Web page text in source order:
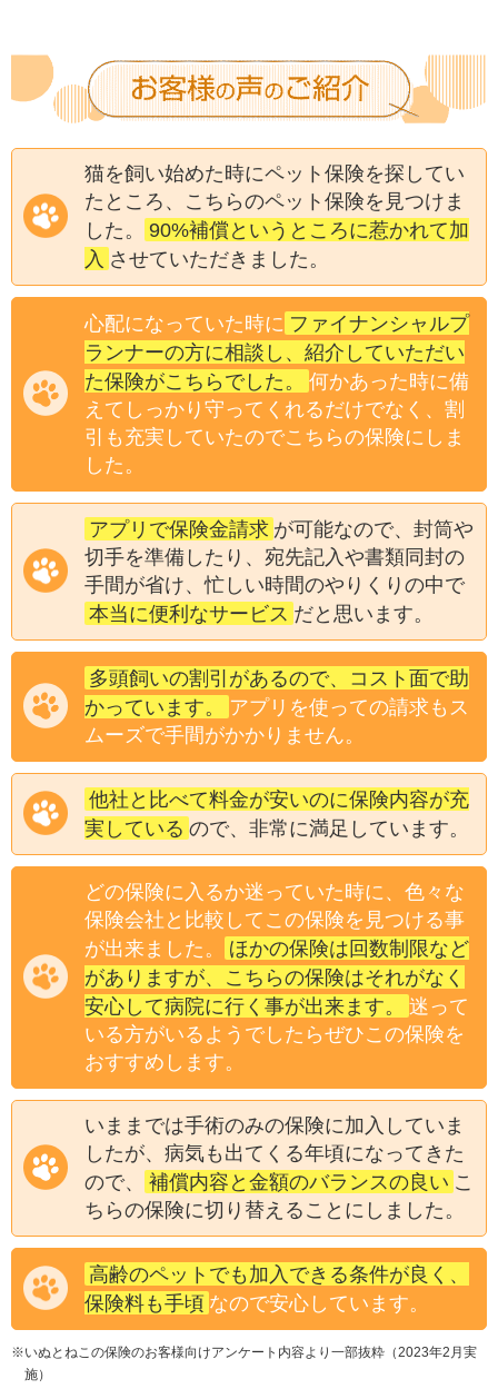
猫を飼い始めた時にペット保険を探してい
たところ、こちらのペット保険を見つけま
した。
90%補償というところに惹かれて加
入 させていただきました。
心配になっていた時に ファイナンシャルプ
ランナーの方に相談し、紹介していただい
た保険がこちらでした。
何かあった時に備
えてしっかり守ってくれるだけでなく、割
引も充実していたのでこちらの保険にしま
した。
アプリで保険金請求 が可能なので、封筒や
切手を準備したり、宛先記入や書類同封の
手間が省け、忙しい時間のやりくりの中で
本当に便利なサービス だと思います。
多頭飼いの割引があるので、コスト面で助
かっています。
アプリを使っての請求もス
ムーズで手間がかかりません。
他社と比べて料金が安いのに保険内容が充
実している ので、非常に満足しています。
どの保険に入るか迷っていた時に、色々な
保険会社と比較してこの保険を見つける事
が出来ました。
ほかの保険は回数制限など
がありますが、こちらの保険はそれがなく
安心して病院に行く事が出来ます。
迷って
いる方がいるようでしたらぜひこの保険を
おすすめします。
いままでは手術のみの保険に加入していま
したが、病気も出てくる年頃になってきた
ので、
補償内容と金額のバランスの良い こ
ちらの保険に切り替えることにしました。
高齢のペットでも加入できる条件が良く、
保険料も手頃 なので安心しています。
※いぬとねこの保険のお客様向けアンケート内容より一部抜粋（2023年2月実
施）